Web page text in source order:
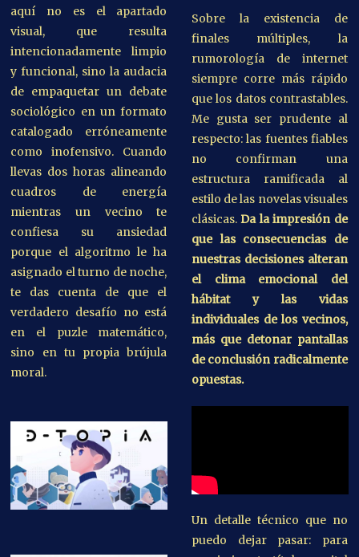
aquí no es el apartado
visual, que resulta
intencionadamente limpio
y funcional, sino la audacia
de empaquetar un debate
sociológico en un formato
catalogado erróneamente
como inofensivo. Cuando
llevas dos horas alineando
cuadros de energía
mientras un vecino te
confiesa su ansiedad
porque el algoritmo le ha
asignado el turno de noche,
te das cuenta de que el
verdadero desafío no está
en el puzle matemático,
sino en tu propia brújula
moral.
Sobre la existencia de
finales múltiples, la
rumorología de internet
siempre corre más rápido
que los datos contrastables.
Me gusta ser prudente al
respecto: las fuentes fiables
no confirman una
estructura ramificada al
estilo de las novelas visuales
clásicas. Da la impresión de
que las consecuencias de
nuestras decisiones alteran
el clima emocional del
hábitat y las vidas
individuales de los vecinos,
más que detonar pantallas
de conclusión radicalmente
opuestas.
Un detalle técnico que no
puedo dejar pasar: para